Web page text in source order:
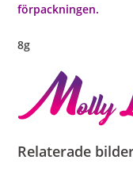
förpackningen.
8g
Relaterade